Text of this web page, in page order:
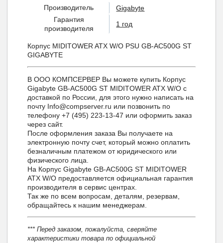
Производитель
Gigabyte
Гарантия
производителя
1 год
Корпус MIDITOWER ATX W/O PSU GB-AC500G ST
GIGABYTE
В ООО КОМПСЕРВЕР Вы можете купить Корпус
Gigabyte GB-AC500G ST MIDITOWER ATX W/O с
доставкой по России, для этого нужно написать на
почту Info@compserver.ru или позвонить по
телефону +7 (495) 223-13-47 или оформить заказ
через сайт.
После оформления заказа Вы получаете на
электронную почту счет, который можно оплатить
безналичным платежом от юридического или
физического лица.
На Корпус Gigabyte GB-AC500G ST MIDITOWER
ATX W/O предоставляется официальная гарантия
производителя в сервис центрах.
Так же по всем вопросам, деталям, резервам,
обращайтесь к нашим менеджерам.
*** Перед заказом, пожалуйста, сверяйте
характеристики товара по официальной